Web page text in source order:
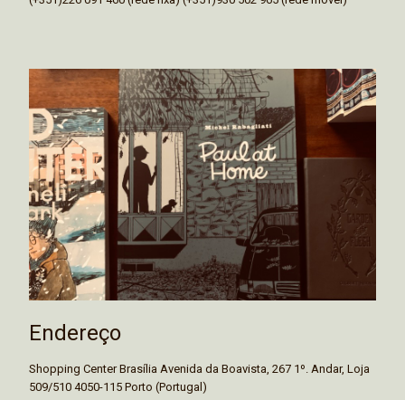
Endereço
Shopping Center Brasília Avenida da Boavista, 267 1º. Andar, Loja
509/510 4050-115 Porto (Portugal)